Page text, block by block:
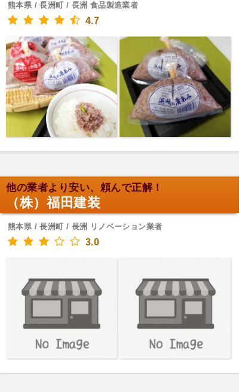
熊本県 / 長洲町 / 長洲 食品製造業者
4.7
他の業者より安い、頼んで正解！
（株）福田建装
熊本県 / 長洲町 / 長洲 リノベーション業者
3.0